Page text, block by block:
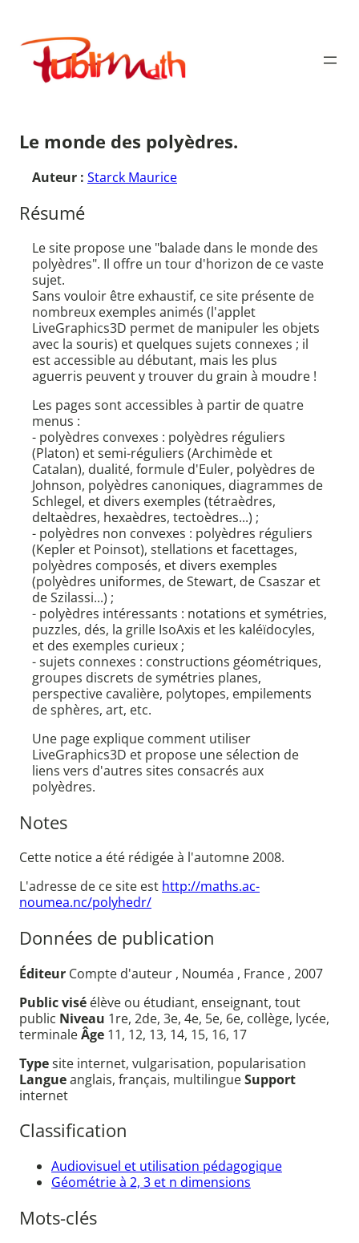
contenu
Publimath
Le monde des polyèdres.
Auteur : Starck Maurice
Résumé
Le site propose une "balade dans le monde des
polyèdres". Il offre un tour d'horizon de ce vaste
sujet.
Sans vouloir être exhaustif, ce site présente de
nombreux exemples animés (l'applet
LiveGraphics3D permet de manipuler les objets
avec la souris) et quelques sujets connexes ; il
est accessible au débutant, mais les plus
aguerris peuvent y trouver du grain à moudre !
Les pages sont accessibles à partir de quatre
menus :
- polyèdres convexes : polyèdres réguliers
(Platon) et semi-réguliers (Archimède et
Catalan), dualité, formule d'Euler, polyèdres de
Johnson, polyèdres canoniques, diagrammes de
Schlegel, et divers exemples (tétraèdres,
deltaèdres, hexaèdres, tectoèdres...) ;
- polyèdres non convexes : polyèdres réguliers
(Kepler et Poinsot), stellations et facettages,
polyèdres composés, et divers exemples
(polyèdres uniformes, de Stewart, de Csaszar et
de Szilassi...) ;
- polyèdres intéressants : notations et symétries,
puzzles, dés, la grille IsoAxis et les kaléïdocyles,
et des exemples curieux ;
- sujets connexes : constructions géométriques,
groupes discrets de symétries planes,
perspective cavalière, polytopes, empilements
de sphères, art, etc.
Une page explique comment utiliser
LiveGraphics3D et propose une sélection de
liens vers d'autres sites consacrés aux
polyèdres.
Notes
Cette notice a été rédigée à l'automne 2008.
L'adresse de ce site est http://maths.ac-
noumea.nc/polyhedr/
Données de publication
Éditeur Compte d'auteur , Nouméa , France , 2007
Public visé élève ou étudiant, enseignant, tout
public Niveau 1re, 2de, 3e, 4e, 5e, 6e, collège, lycée,
terminaleÂge 11, 12, 13, 14, 15, 16, 17
Typesite internet, vulgarisation, popularisation
Langueanglais, français, multilingueSupport
internet
Classification
Audiovisuel et utilisation pédagogique
Géométrie à 2, 3 et n dimensions
Mots-clés